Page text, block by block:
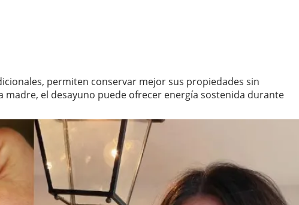
permiten conservar mejor sus propiedades sin
el desayuno puede ofrecer energía sostenida durante